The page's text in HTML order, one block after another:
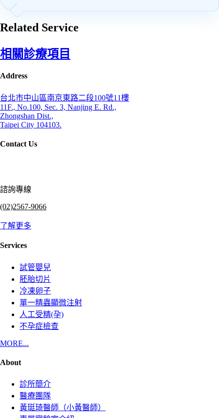
Related Service
相關診療項目
Address
台北市中山區南京東路二段100號11樓
11F., No.100, Sec. 3, Nanjing E. Rd.,
Zhongshan Dist.,
Taipei City 104103.
Contact Us
諮詢專線
(02)2567-9066
了解更多
Services
試管嬰兒
胚胎切片
冷凍卵子
單一精蟲顯微注射
人工受精(孕)
不孕症檢查
MORE...
About
診所簡介
醫療團隊
黃珽琦醫師（小黃醫師）